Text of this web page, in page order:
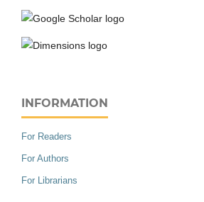
INFORMATION
For Readers
For Authors
For Librarians